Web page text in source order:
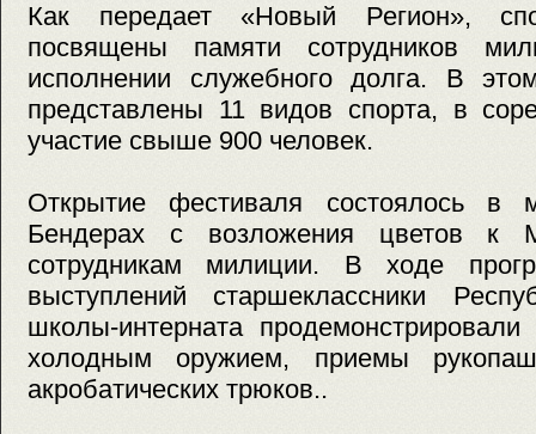
Как передает «Новый Регион»,
посвящены памяти сотрудников
исполнении служебного долга. В
представлены 11 видов спорта, в
участие свыше 900 человек.
Открытие фестиваля состоялось в
Бендерах с возложения цветов к
сотрудникам милиции. В ходе
выступлений старшеклассники
школы-интерната
холодным оружием, приемы
акробатических трюков..